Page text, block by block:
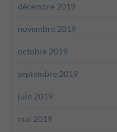
décembre 2019
novembre 2019
octobre 2019
septembre 2019
juin 2019
mai 2019